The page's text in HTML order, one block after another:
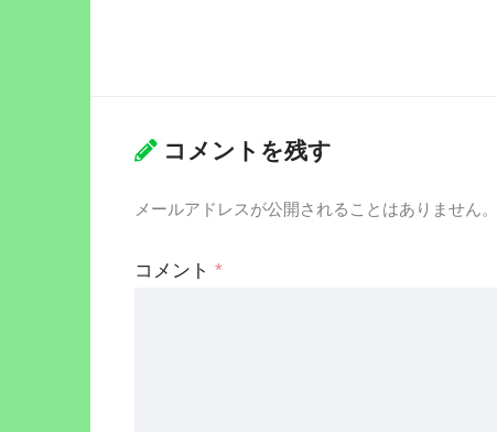
コメントを残す
メールアドレスが公開されることはありません。
コメント *